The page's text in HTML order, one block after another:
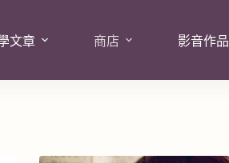
文章 商店 影音作品